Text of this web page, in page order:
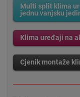
Multi split klima
jednu vanjsku
Klima uređaji na
Cjenik montaže